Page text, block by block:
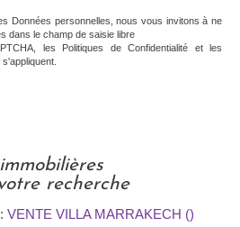
Données personnelles, nous vous invitons à ne
dans le champ de saisie libre
les Politiques de Confidentialité et les
recherche
VENTE VILLA MARRAKECH ()